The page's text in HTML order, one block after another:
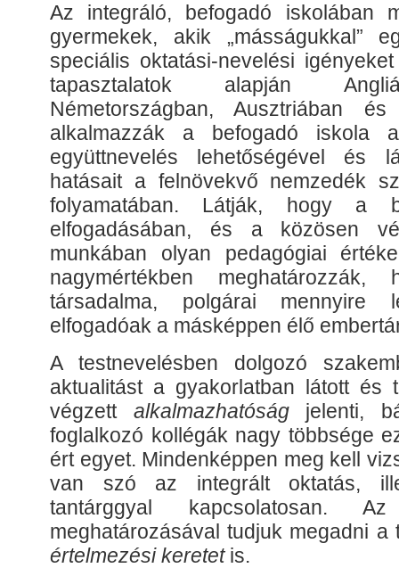
Az integráló, befogadó iskolában
gyermekek, akik „másságukkal”
speciális oktatási-nevelési
tapasztalatok alapján
Németországban, Ausztriában
alkalmazzák a befogadó iskola
együttnevelés lehetőségével és
hatásait a felnövekvő nemzedék
folyamatában. Látják, hogy a
elfogadásában, és a közösen
munkában olyan pedagógiai
nagymértékben
társadalma, polgárai mennyire
elfogadóak a másképpen élő
A testnevelésben dolgozó
aktualitást a gyakorlatban látott és
végzett alkalmazhatóságjelenti,
foglalkozó kollégák nagy többsége
ért egyet. Mindenképpen meg kell
van szó az integrált oktatás,
tantárggyal kapcsolatosan.
meghatározásával tudjuk megadni a
értelmezési keretetis.